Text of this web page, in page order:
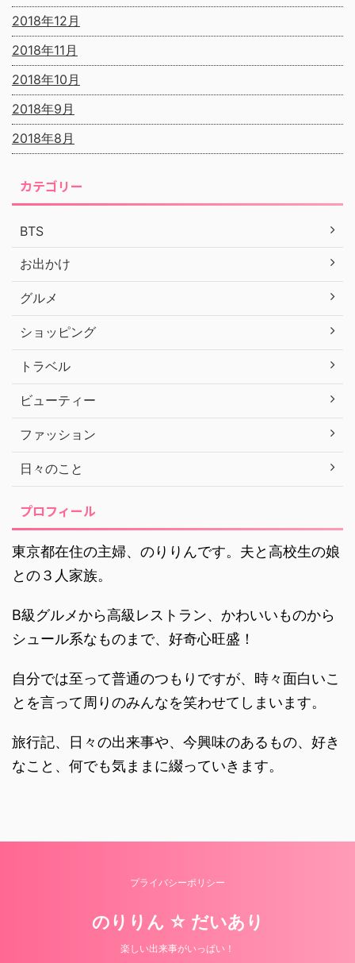
2018年12月
2018年11月
2018年10月
2018年9月
2018年8月
カテゴリー
BTS
お出かけ
グルメ
ショッピング
トラベル
ビューティー
ファッション
日々のこと
プロフィール
東京都在住の主婦、のりりんです。夫と高校生の娘
との３人家族。
B級グルメから高級レストラン、かわいいものから
シュール系なものまで、好奇心旺盛！
自分では至って普通のつもりですが、時々面白いこ
とを言って周りのみんなを笑わせてしまいます。
旅行記、日々の出来事や、今興味のあるもの、好き
なこと、何でも気ままに綴っていきます。
プライバシーポリシー
のりりん ☆ だいあり
楽しい出来事がいっぱい！